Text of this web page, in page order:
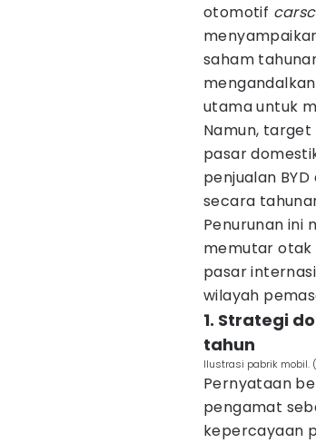
otomotif
saham
utama untuk
Namun,
pasar
penjualan
secara
Penurunan ini
memutar otak
pasar
wilayah
1. Strategi
tahun
Ilustrasi pabrik mobil.
Pernyataan
pengamat
kepercayaan